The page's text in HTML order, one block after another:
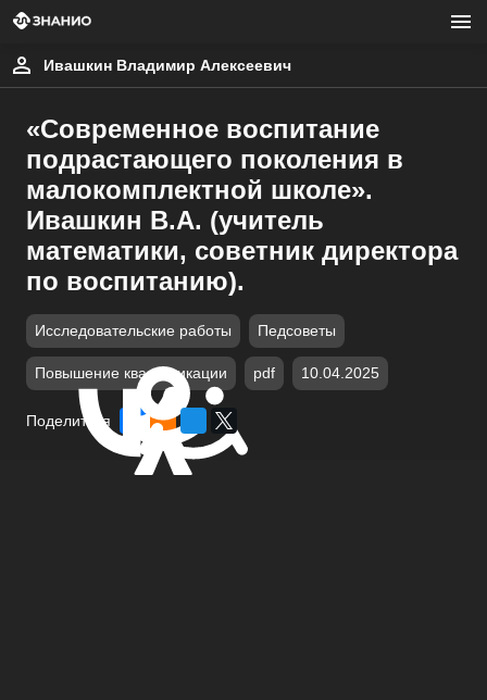
Ивашкин Владимир Алексеевич
«Современное воспитание
подрастающего поколения в
малокомплектной школе».
Ивашкин В.А. (учитель
математики, советник директора
по воспитанию).
Исследовательские работы Педсоветы
Повышение квалификации pdf 10.04.2025
Поделиться